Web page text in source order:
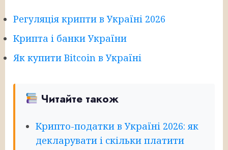
Регуляція крипти в Україні 2026
Крипта і банки України
Як купити Bitcoin в Україні
Читайте також
Крипто-податки в Україні 2026: як
декларувати і скільки платити